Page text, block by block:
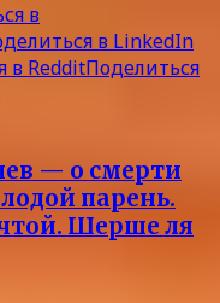
в
в LinkedIn
в RedditПоделиться
— о смерти
парень.
Шерше ля